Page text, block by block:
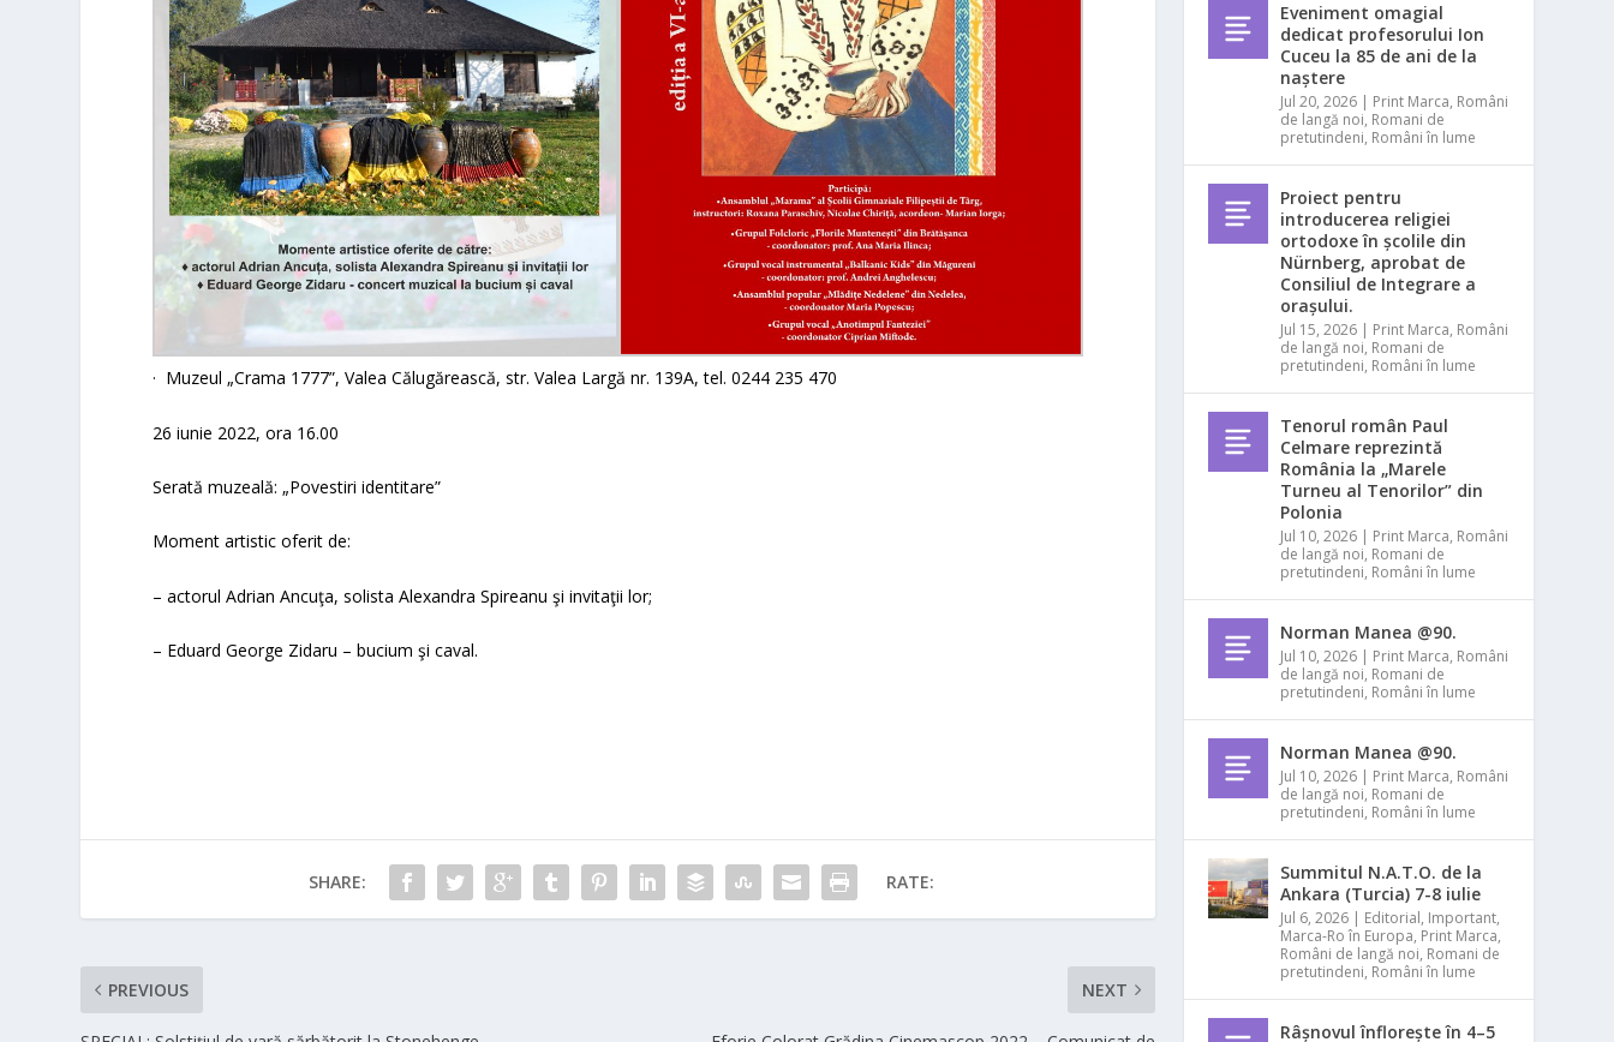
· Muzeul „Crama 1777”,Valea Călugărească, str.Valea Largă nr. 139A, tel. 0244 235 470
26 iunie 2022, ora 16.00
Serată muzeală: „Povestiri identitare”
Moment artistic oferit de:
– actorul Adrian Ancuţa, solista Alexandra Spireanu şi invitaţii lor;
– Eduard George Zidaru – bucium şi caval.
SHARE: RATE:
PREVIOUS NEXT
Eveniment omagial
dedicat profesorului Ion
Cuceu la 85 de ani de la
naștere
Jul 20, 2026 | Print Marca, Români
de langă noi, Romani de
pretutindeni, Români în lume
Proiect pentru
introducerea religiei
ortodoxe în școlile din
Nürnberg, aprobat de
Consiliul de Integrare a
orașului.
Jul 15, 2026 | Print Marca, Români
de langă noi, Romani de
pretutindeni, Români în lume
Tenorul român Paul
Celmare reprezintă
România la „Marele
Turneu al Tenorilor” din
Polonia
Jul 10, 2026 | Print Marca, Români
de langă noi, Romani de
pretutindeni, Români în lume
Norman Manea @90.
Jul 10, 2026 | Print Marca, Români
de langă noi, Romani de
pretutindeni, Români în lume
Norman Manea @90.
Jul 10, 2026 | Print Marca, Români
de langă noi, Romani de
pretutindeni, Români în lume
Summitul N.A.T.O. de la
Ankara (Turcia) 7-8 iulie
Jul 6, 2026 | Editorial, Important,
Marca-Ro în Europa, Print Marca,
Români de langă noi, Romani de
pretutindeni, Români în lume
Râșnovul înflorește în 4–5